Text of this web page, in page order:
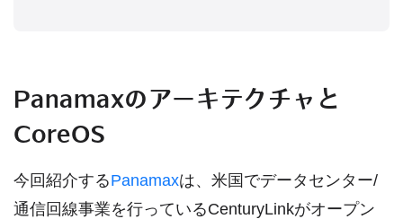
Panamaxのアーキテクチャと
CoreOS
今回紹介するPanamaxは、米国でデータセンター/
通信回線事業を行っているCenturyLinkがオープン